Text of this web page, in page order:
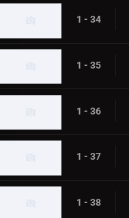
1 - 34
1 - 35
1 - 36
1 - 37
1 - 38